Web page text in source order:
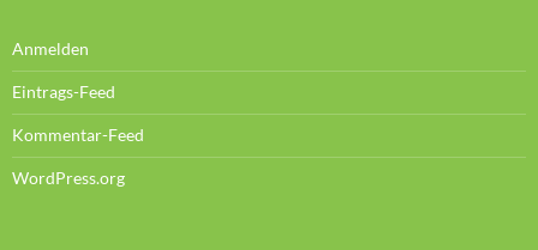
Anmelden
Eintrags-Feed
Kommentar-Feed
WordPress.org